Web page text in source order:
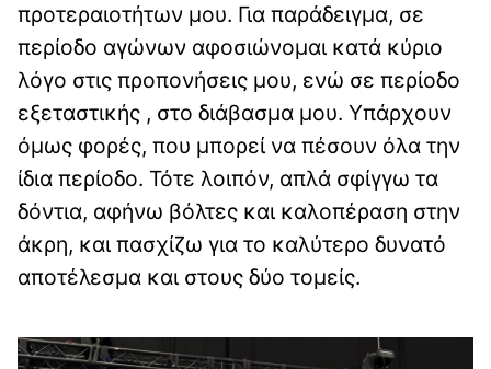
προτεραιοτήτων μου. Για παράδειγμα, σε
περίοδο αγώνων αφοσιώνομαι κατά κύριο
λόγο στις προπονήσεις μου, ενώ σε περίοδο
εξεταστικής , στο διάβασμα μου. Υπάρχουν
όμως φορές, που μπορεί να πέσουν όλα την
ίδια περίοδο. Τότε λοιπόν, απλά σφίγγω τα
δόντια, αφήνω βόλτες και καλοπέραση στην
άκρη, και πασχίζω για το καλύτερο δυνατό
αποτέλεσμα και στους δύο τομείς.